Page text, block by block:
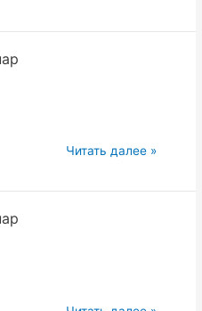
или
одновременно?
Бхакти
(Ч.
Читать далее »